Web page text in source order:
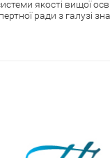
якості вищої
ради з галузі